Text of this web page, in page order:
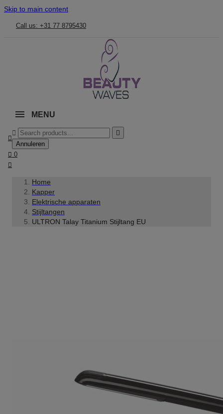
Skip to main content
Call us: +31 77 8795430
MENU



Annuleren
 0

Home
Kapper
Elektrische apparaten
Stijltangen
ULTRON Talay Titanium Stijltang EU